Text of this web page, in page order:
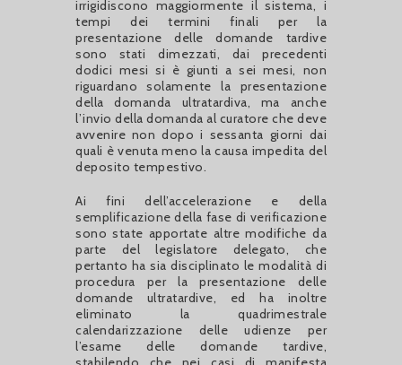
irrigidiscono maggiormente il sistema, i
tempi dei termini finali per la
presentazione delle domande tardive
sono stati dimezzati, dai precedenti
dodici mesi si è giunti a sei mesi, non
riguardano solamente la presentazione
della domanda ultratardiva, ma anche
l’invio della domanda al curatore che deve
avvenire non dopo i sessanta giorni dai
quali è venuta meno la causa impedita del
deposito tempestivo.
Ai fini dell’accelerazione e della
semplificazione della fase di verificazione
sono state apportate altre modifiche da
parte del legislatore delegato, che
pertanto ha sia disciplinato le modalità di
procedura per la presentazione delle
domande ultratardive, ed ha inoltre
eliminato la quadrimestrale
calendarizzazione delle udienze per
l’esame delle domande tardive,